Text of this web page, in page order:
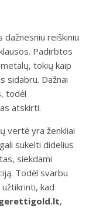
reiškiniu
Padirbtos
tokių kaip
sidabru. Dažnai
todėl
atskirti.
vertė yra ženkliai
sukelti didelius
siekdami
Todėl svarbu
kad
,